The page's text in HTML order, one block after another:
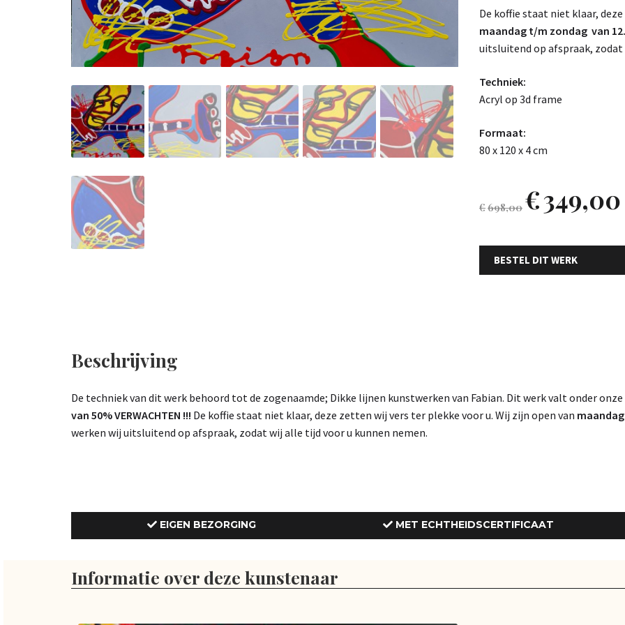
De koffie staat niet klaar,
maandag t/m zondag van
uitsluitend op afspraak,
Techniek:
Acryl op 3d frame
Formaat:
80 x 120 x 4 cm
€698,00 €349,00
BESTEL DIT WERK
Beschrijving
De techniek van dit werk behoord tot de zogenaamde; Dikke lijnen kunstwerken van Fabian. Dit werk valt onder onze
van 50% VERWACHTEN !!! De koffie staat niet klaar, deze zetten wij vers ter plekke voor u. Wij zijn open van
werken wij uitsluitend op afspraak, zodat wij alle tijd voor u kunnen nemen.
EIGEN BEZORGING MET ECHTHEIDSCERTIFICAAT
Informatie over deze kunstenaar